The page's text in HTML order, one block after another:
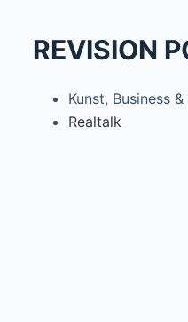
REVISION
Kunst, Business
Realtalk